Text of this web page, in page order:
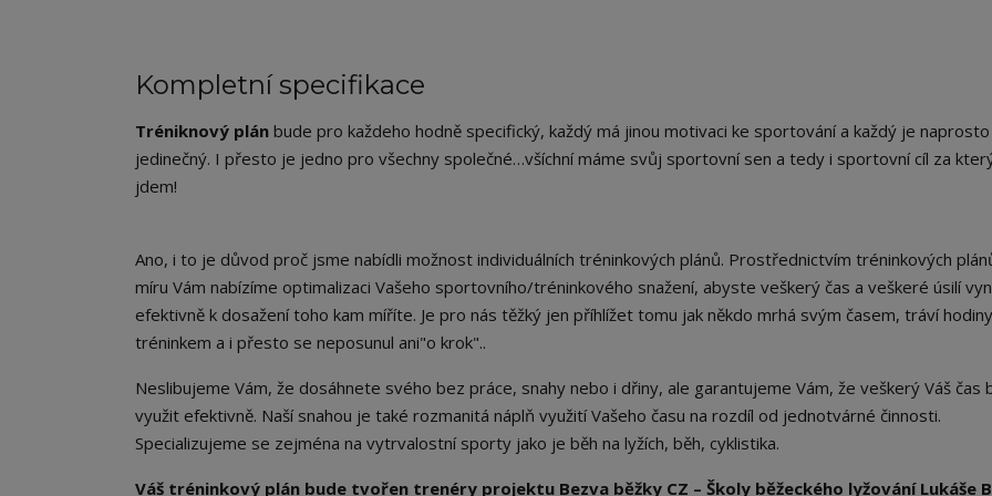
Kompletní specifikace
Tréniknový plán bude pro každeho hodně specifický, každý má jinou motivaci ke sportování a každý je naprosto
jedinečný. I přesto je jedno pro všechny společné…všíchní máme svůj sportovní sen a tedy i sportovní cíl za
jdem!
Ano, i to je důvod proč jsme nabídli možnost individuálních tréninkových plánů. Prostřednictvím tréninkových
míru Vám nabízíme optimalizaci Vašeho sportovního/tréninkového snažení, abyste veškerý čas a veškeré úsilí
efektivně k dosažení toho kam míříte. Je pro nás těžký jen příhlížet tomu jak někdo mrhá svým časem, tráví hodiny
tréninkem a i přesto se neposunul ani"o krok"..
Neslibujeme Vám, že dosáhnete svého bez práce, snahy nebo i dřiny, ale garantujeme Vám, že veškerý Váš čas
využit efektivně. Naší snahou je také rozmanitá náplň využití Vašeho času na rozdíl od jednotvárné činnosti.
Specializujeme se zejména na vytrvalostní sporty jako je běh na lyžích, běh, cyklistika.
Váš tréninkový plán bude tvořen trenéry projektu Bezva běžky CZ – Školy běžeckého lyžování Lukáše